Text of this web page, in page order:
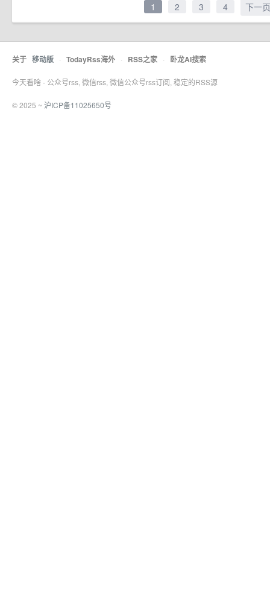
1 2 3 4 下一页
关于 移动版 · TodayRss海外 · RSS之家 · 卧龙AI搜索
今天看啥 - 公众号rss, 微信rss, 微信公众号rss订阅, 稳定的RSS源
© 2025 ~ 沪ICP备11025650号